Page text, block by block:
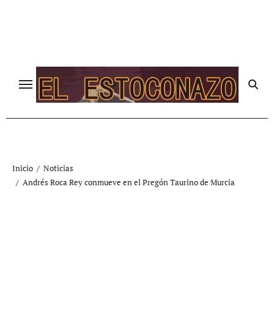
Inicio
Noticias
Andrés Roca Rey conmueve en el Pregón Taurino de Murcia